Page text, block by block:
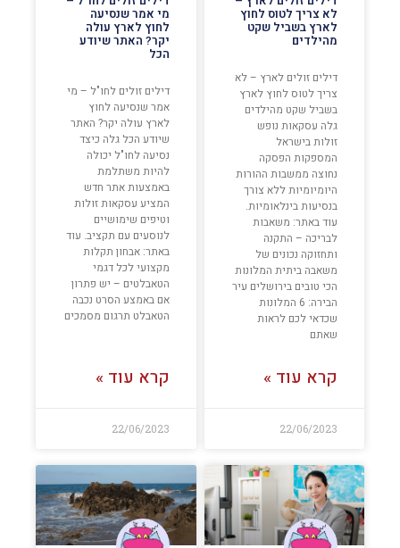
לא צריך לטוס לחוץ
לארץ בשביל שקט
מהילדים
דילים זולים לארץ – לא
צריך לטוס לחוץ לארץ
בשביל שקט מהילדים
גלה עסקאות נופש
זולות בישראל
המספקות הפסקה
נחוצה ממשבות ההורות
היומיומיות ללא צורך
בנסיעות בינלאומיות.
עוד באתר: משאבות
לבריכה – התקנה
ותחזוקה נכונים של
משאבה ביתית המלונות
הכי טובים בירושלים עיר
הבירה: 6 המלונות
שכדאי לכם לראות
שאתם
קרא עוד »
22/06/2023
מי אמר שנסיעה
לחוץ לארץ עולה
יקר? האתר שיודע
הכל
דילים זולים לחו"ל – מי
אמר שנסיעה לחוץ
לארץ עולה יקר? האתר
שיודע הכל גלה כיצד
נסיעה לחו"ל יכולה
להיות משתלמת
באמצעות אתר חדש
המציע עסקאות זולות
וטיפים שימושיים
לנוסעים עם תקציב. עוד
באתר: אבחון תקלות
מקצועי לכל דגמי
הטאבלטים – יש פתרון
אם באמצע הסרט נכבה
הטאבלט תרגום מסמכים
קרא עוד »
22/06/2023